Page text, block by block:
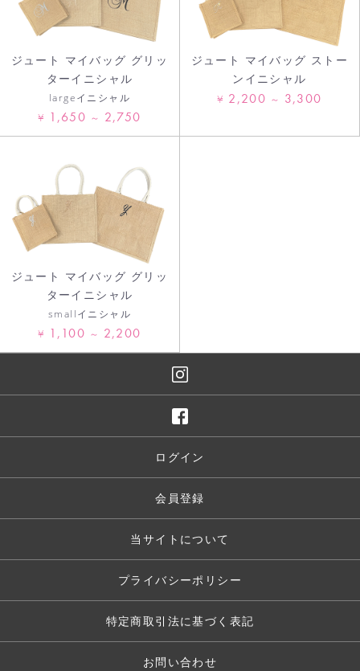
ジュート マイバッグ グリッ
ターイニシャル
largeイニシャル
¥ 1,650 ～ 2,750
ジュート マイバッグ ストー
ンイニシャル
¥ 2,200 ～ 3,300
ジュート マイバッグ グリッ
ターイニシャル
smallイニシャル
¥ 1,100 ～ 2,200
ログイン
会員登録
当サイトについて
プライバシーポリシー
特定商取引法に基づく表記
お問い合わせ